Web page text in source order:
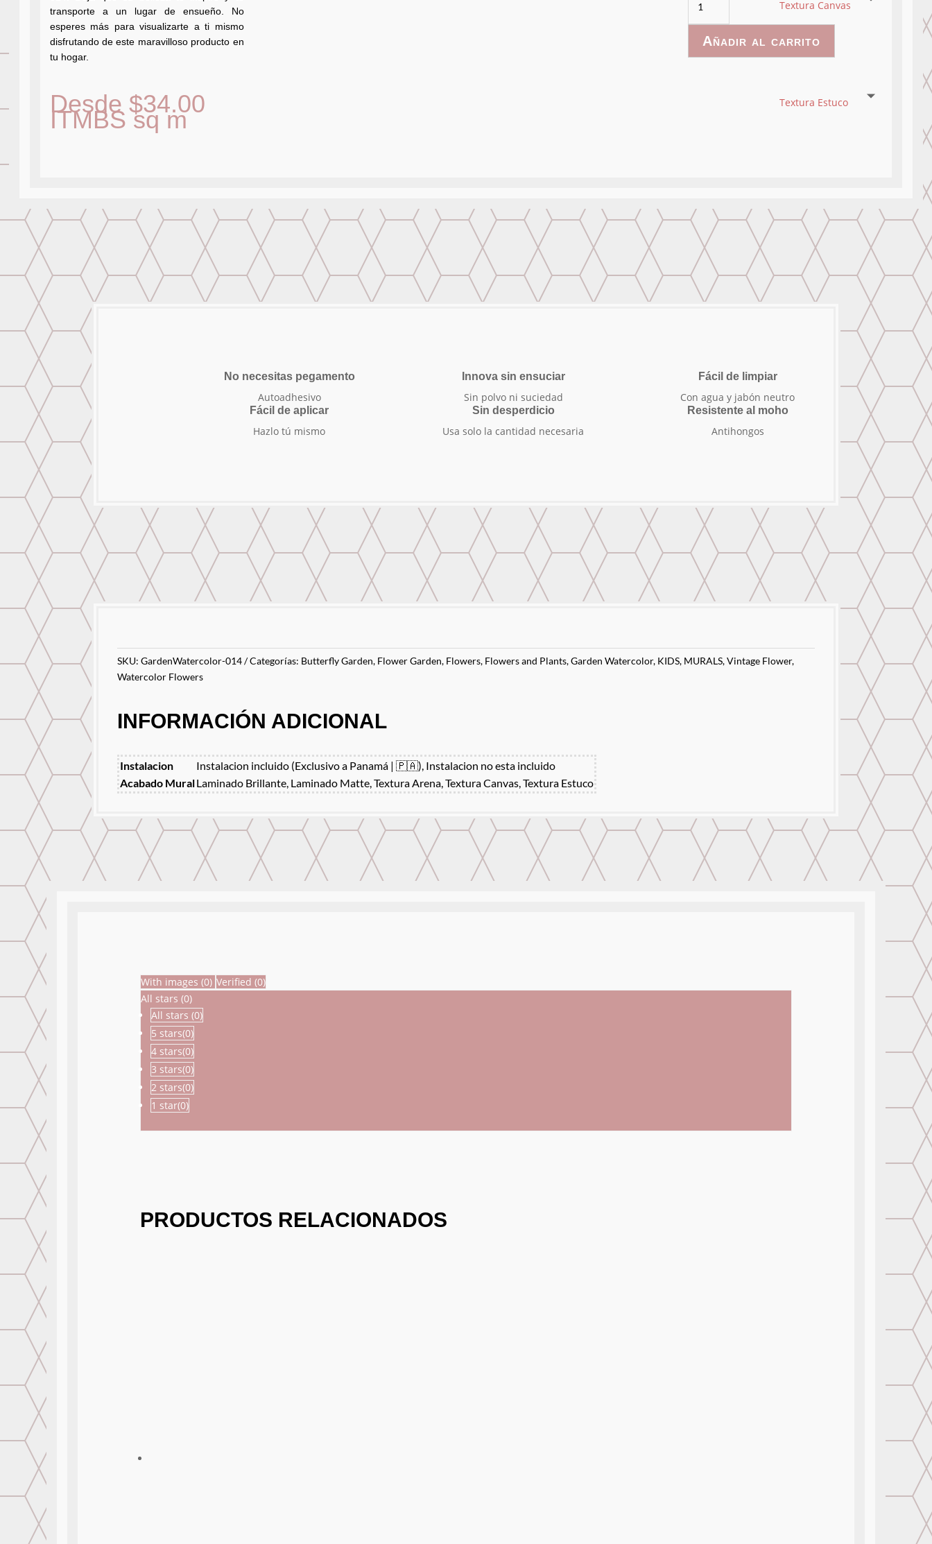
transporte a un lugar de ensueño. No
esperes más para visualizarte a ti mismo
disfrutando de este maravilloso producto en
tu hogar.
Desde $34.00
ITMBSsq m
Textura Canvas
Textura Estuco
014
cantidad
Añadir al carrito
No necesitas pegamento
Autoadhesivo
Fácil de aplicar
Hazlo tú mismo
Innova sin ensuciar
Sin polvo ni suciedad
Sin desperdicio
Usa solo la cantidad necesaria
Fácil de limpiar
Con agua y jabón neutro
Resistente al moho
Antihongos
SKU: GardenWatercolor-014 Categorías: Butterfly Garden, Flower Garden, Flowers, Flowers and Plants,Garden Watercolor, KIDS, MURALS,Vintage Flower,
Watercolor Flowers
INFORMACIÓN ADICIONAL
Instalacion
Instalacion incluido (Exclusivo a Panamá | 🇵🇦), Instalacion no esta incluido
Acabado MuralLaminado Brillante, Laminado Matte, Textura Arena, Textura Canvas, Textura Estuco
With images (0) Verified (0)
All stars (0)
All stars (0)
5 stars(0)
4 stars(0)
3 stars(0)
2 stars(0)
1 star(0)
PRODUCTOS RELACIONADOS